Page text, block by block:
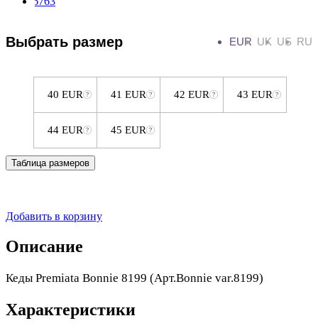
Выбрать размер EUR UK US RU
40 EUR 41 EUR 42 EUR 43 EUR
44 EUR 45 EUR
Таблица размеров
Добавить в корзину
Описание
Кеды Premiata Bonnie 8199 (Арт.Bonnie var.8199)
Характеристики